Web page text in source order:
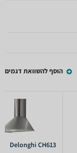
הוסף להשוואת דגמים
Delonghi CH613